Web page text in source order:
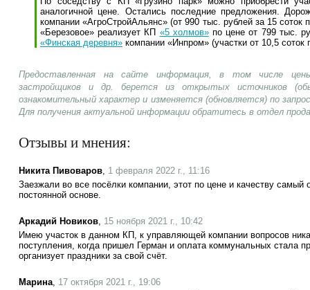
аналогичной цене. Остались последние предложения.
компании «АгроСтройАльянс» (от 990 тыс. рублей за 15
«Березовое» реализует КП «5 холмов»по цене от 799 тыс.
«Финская деревня» компании «Инпром» (участки от 10,5
Предоставленная на сайте информация, в том числе
застройщиков и др. берется из открытых источников
ознакомительный характер и изменяется (обновляется) по
Для получения актуальной информации обратитесь в отдел
Отзывы и мнения:
Никита Пивоваров, 1 февраля 2022 г., 11:16
Заезжали во все посёлки компании, этот по цене и качеству
постоянной основе.
Аркадий Новиков, 15 ноября 2021 г., 10:42
Имею участок в данном КП, к управляющей компании вопросов
поступления, когда пришел Герман и оплата коммунальных стала
организует праздники за свой счёт.
Марина, 17 октября 2021 г., 19:06